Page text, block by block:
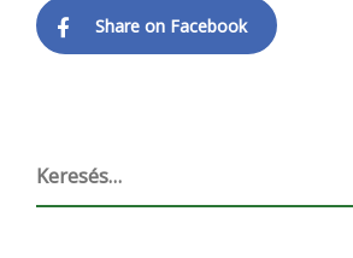
Share on Facebook